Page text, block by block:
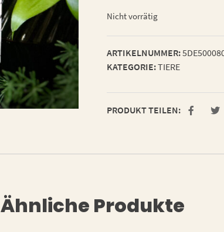
Nicht vorrätig
ARTIKELNUMMER:
KATEGORIE:TIERE
PRODUKT TEILEN:
Ähnliche Produkte